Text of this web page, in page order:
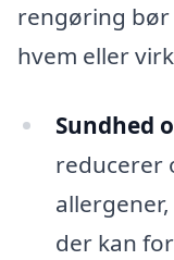
rengøring
hvem eller
Sundhed
reducerer
der kan